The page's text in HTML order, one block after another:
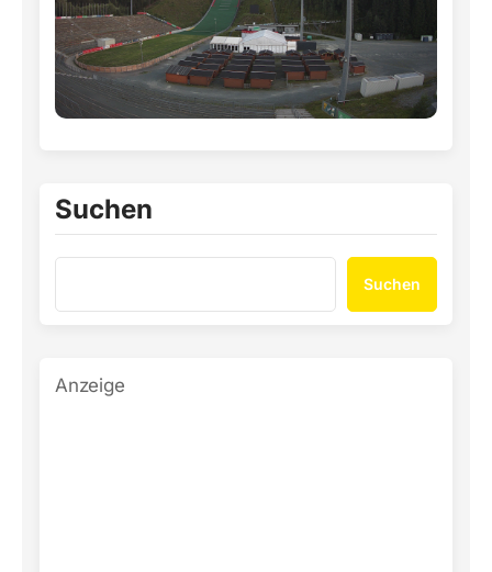
Suchen
Suchen
Anzeige